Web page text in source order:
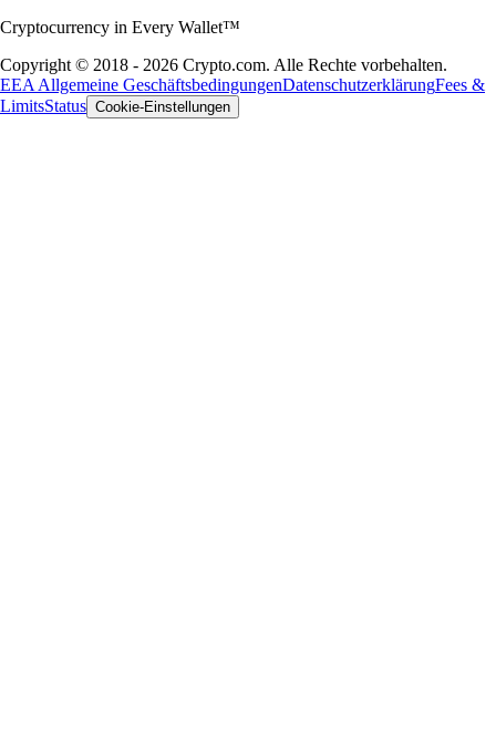
Cryptocurrency in Every Wallet™
Copyright © 2018 - 2026 Crypto.com. Alle Rechte vorbehalten.
EEA Allgemeine GeschäftsbedingungenDatenschutzerklärungFees &
LimitsStatus Cookie-Einstellungen